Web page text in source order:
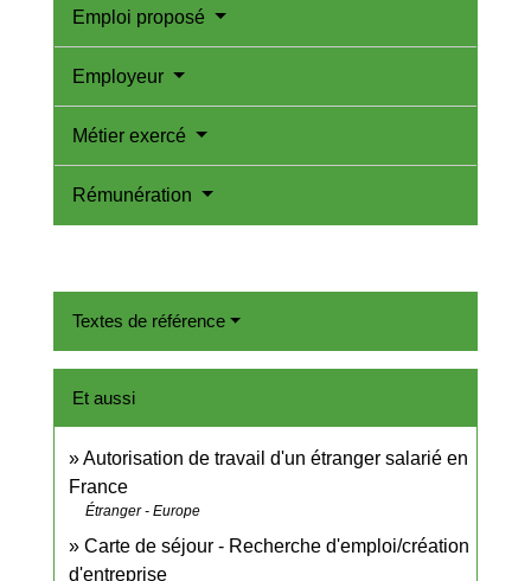
Emploi proposé
Employeur
Métier exercé
Rémunération
Textes de référence
Et aussi
Autorisation de travail d'un étranger salarié en
France
Étranger - Europe
Carte de séjour - Recherche d'emploi/création
d'entreprise